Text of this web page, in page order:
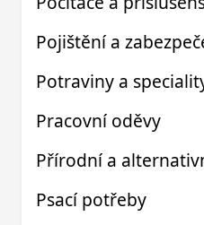
Pojištění a
Potraviny a
Pracovní oděvy
Přírodní a
Psací potřeby